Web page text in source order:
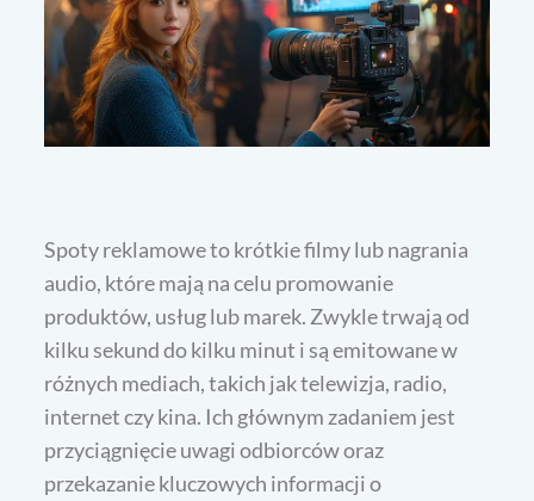
Spoty reklamowe to krótkie filmy lub nagrania
audio, które mają na celu promowanie
produktów, usług lub marek. Zwykle trwają od
kilku sekund do kilku minut i są emitowane w
różnych mediach, takich jak telewizja, radio,
internet czy kina. Ich głównym zadaniem jest
przyciągnięcie uwagi odbiorców oraz
przekazanie kluczowych informacji o